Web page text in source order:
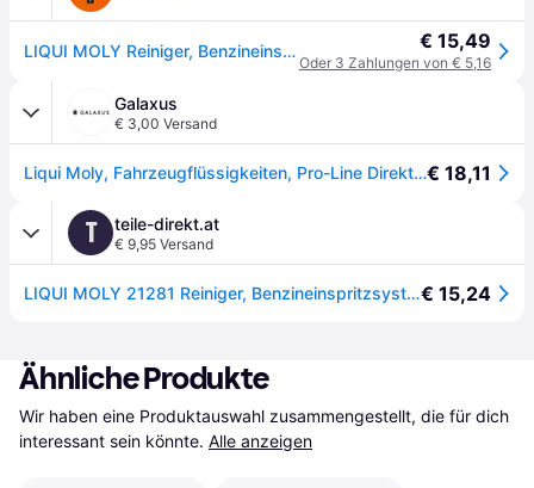
LIQUI MOLY Reiniger, Benzineinspritzsystem OPEL 21281 € 15,49
Oder 3 Zahlungen von € 5,16
Galaxus
€ 3,00 Versand
Liqui Moly, Fahrzeugflüssigkeiten, Pro-Line Direkt Injection Reiniger€ 18,11
T teile-direkt.at
€ 9,95 Versand
LIQUI MOLY 21281 Reiniger, Benzineinspritzsystem Pro-Line Direkt Injection Reiniger Metallcontainer, Inhalt: 120ml, Benzin€ 15,24
Ähnliche Produkte
Wir haben eine Produktauswahl zusammengestellt, die für dich
interessant sein könnte. Alle anzeigen